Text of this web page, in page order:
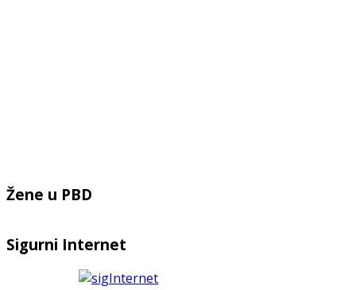
Žene u PBD
Sigurni Internet